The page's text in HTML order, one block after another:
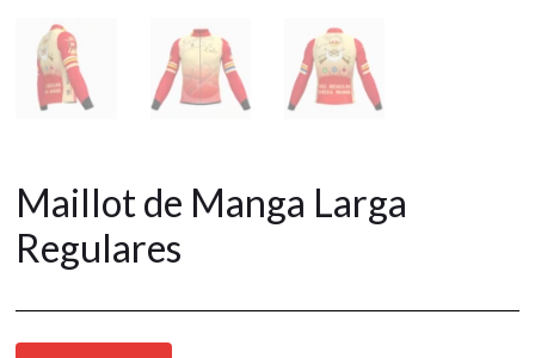
Maillot de Manga Larga
Regulares